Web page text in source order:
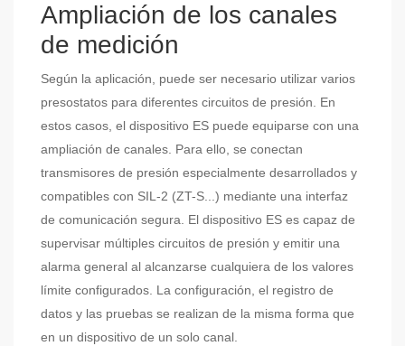
Ampliación de los canales
de medición
Según la aplicación, puede ser necesario utilizar varios
presostatos para diferentes circuitos de presión. En
estos casos, el dispositivo ES puede equiparse con una
ampliación de canales. Para ello, se conectan
transmisores de presión especialmente desarrollados y
compatibles con SIL-2 (ZT-S...) mediante una interfaz
de comunicación segura. El dispositivo ES es capaz de
supervisar múltiples circuitos de presión y emitir una
alarma general al alcanzarse cualquiera de los valores
límite configurados. La configuración, el registro de
datos y las pruebas se realizan de la misma forma que
en un dispositivo de un solo canal.